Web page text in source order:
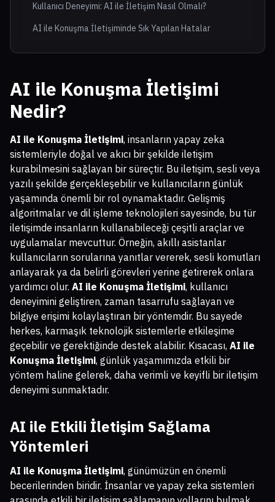
Kullanıcı Deneyimi: AI ile İletişim Nasıl Olmalı?
AI ile Konuşma İletişiminde Sık Yapılan Hatalar
AI ile Konuşma İletişimi
Nedir?
AI ile Konuşma İletişimi, insanların yapay zeka
sistemleriyle doğal ve akıcı bir şekilde iletişim
kurabilmesini sağlayan bir süreçtir. Bu iletişim, sesli veya
yazılı şekilde gerçekleşebilir ve kullanıcıların günlük
yaşamında önemli bir rol oynamaktadır. Gelişmiş
algoritmalar ve dil işleme teknolojileri sayesinde, bu tür
iletişimde insanların kullanabileceği çeşitli araçlar ve
uygulamalar mevcuttur. Örneğin, akıllı asistanlar
kullanıcıların sorularına yanıtlar vererek, sesli komutları
anlayarak ya da belirli görevleri yerine getirerek onlara
yardımcı olur. AI ile Konuşma İletişimi, kullanıcı
deneyimini geliştiren, zaman tasarrufu sağlayan ve
bilgiye erişimi kolaylaştıran bir yöntemdir. Bu sayede
herkes, karmaşık teknolojik sistemlerle etkileşime
geçebilir ve gerektiğinde destek alabilir. Kısacası, AI ile
Konuşma İletişimi, günlük yaşamımızda etkili bir
yöntem haline gelerek, daha verimli ve keyifli bir iletişim
deneyimi sunmaktadır.
AI ile Etkili İletişim Sağlama
Yöntemleri
AI ile Konuşma İletişimi, günümüzün en önemli
becerilerinden biridir. İnsanlar ve yapay zeka sistemleri